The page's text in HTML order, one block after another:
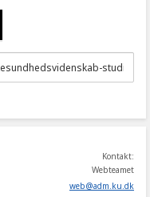
Kontakt:
Webteamet
web@adm.ku.dk